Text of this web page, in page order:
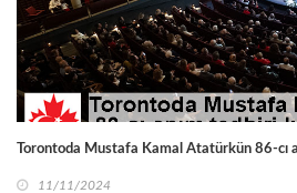
Torontoda Mustafa Kamal Atatürkün 86-cı
11/11/2024